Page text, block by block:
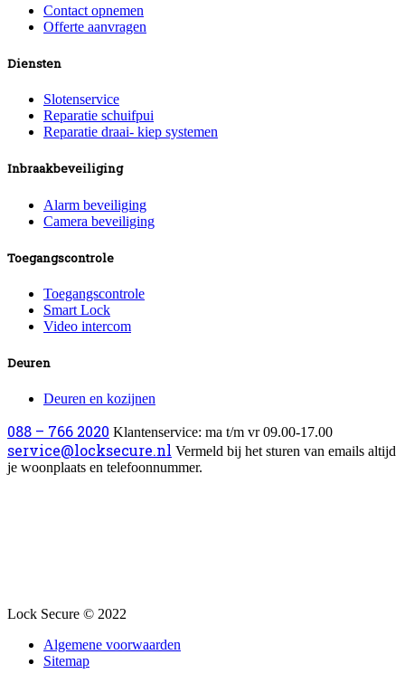
Contact opnemen
Offerte aanvragen
Diensten
Slotenservice
Reparatie schuifpui
Reparatie draai- kiep systemen
Inbraakbeveiliging
Alarm beveiliging
Camera beveiliging
Toegangscontrole
Toegangscontrole
Smart Lock
Video intercom
Deuren
Deuren en kozijnen
088 – 766 2020 Klantenservice: ma t/m vr 09.00-17.00
service@locksecure.nl Vermeld bij het sturen van emails altijd
je woonplaats en telefoonnummer.
Lock Secure © 2022
Algemene voorwaarden
Sitemap